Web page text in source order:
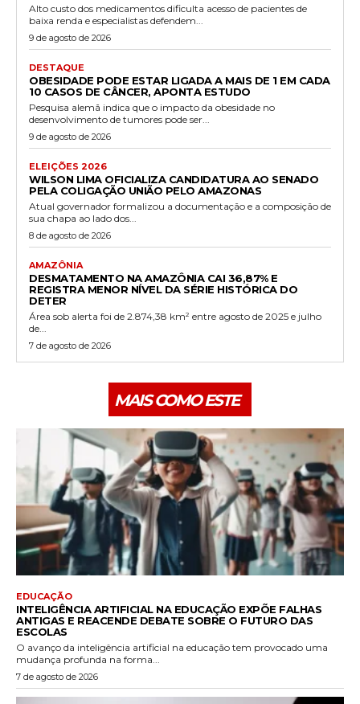
Alto custo dos medicamentos dificulta acesso de pacientes de
baixa renda e especialistas defendem...
9 de agosto de 2026
DESTAQUE
OBESIDADE PODE ESTAR LIGADA A MAIS DE 1 EM CADA
10 CASOS DE CÂNCER, APONTA ESTUDO
Pesquisa alemã indica que o impacto da obesidade no
desenvolvimento de tumores pode ser...
9 de agosto de 2026
ELEIÇÕES 2026
WILSON LIMA OFICIALIZA CANDIDATURA AO SENADO
PELA COLIGAÇÃO UNIÃO PELO AMAZONAS
Atual governador formalizou a documentação e a composição de
sua chapa ao lado dos...
8 de agosto de 2026
AMAZÔNIA
DESMATAMENTO NA AMAZÔNIA CAI 36,87% E
REGISTRA MENOR NÍVEL DA SÉRIE HISTÓRICA DO
DETER
Área sob alerta foi de 2.874,38 km² entre agosto de 2025 e julho
de...
7 de agosto de 2026
MAIS COMO ESTE
EDUCAÇÃO
INTELIGÊNCIA ARTIFICIAL NA EDUCAÇÃO EXPÕE FALHAS
ANTIGAS E REACENDE DEBATE SOBRE O FUTURO DAS
ESCOLAS
O avanço da inteligência artificial na educação tem provocado uma
mudança profunda na forma...
7 de agosto de 2026